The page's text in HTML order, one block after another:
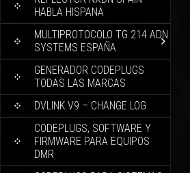
HABLA HISPANA
MULTIPROTOCOLO TG 214 ADN
SYSTEMS ESPAÑA
GENERADOR CODEPLUGS
TODAS LAS MARCAS
DVLINK V9 – CHANGE LOG
CODEPLUGS, SOFTWARE Y
FIRMWARE PARA EQUIPOS
DMR